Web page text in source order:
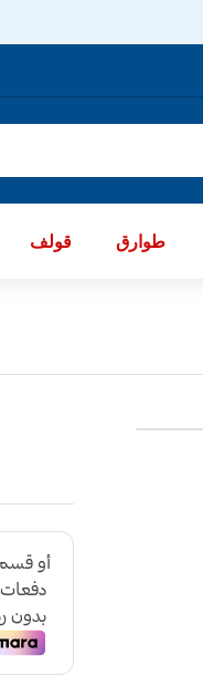
قولف طوارق